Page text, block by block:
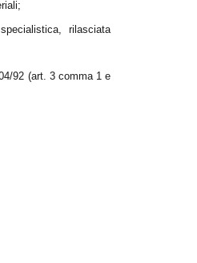
rilasciata
92 (art. 3 comma 1 e